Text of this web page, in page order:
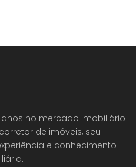
no mercado Imobiliário
de imóveis, seu
e conhecimento